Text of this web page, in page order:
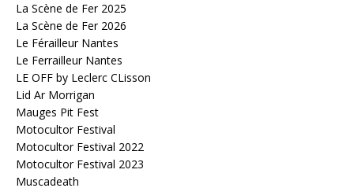
La Scène de Fer 2025
La Scène de Fer 2026
Le Férailleur Nantes
Le Ferrailleur Nantes
LE OFF by Leclerc CLisson
Lid Ar Morrigan
Mauges Pit Fest
Motocultor Festival
Motocultor Festival 2022
Motocultor Festival 2023
Muscadeath